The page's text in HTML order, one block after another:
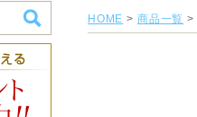
HOME > 商品一覧 >